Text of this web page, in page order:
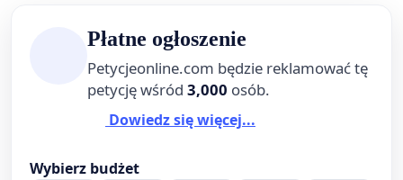
Płatne ogłoszenie
Petycjeonline.com będzie reklamować tę
petycję wśród 3,000 osób.
Dowiedz się więcej...
Wybierz budżet